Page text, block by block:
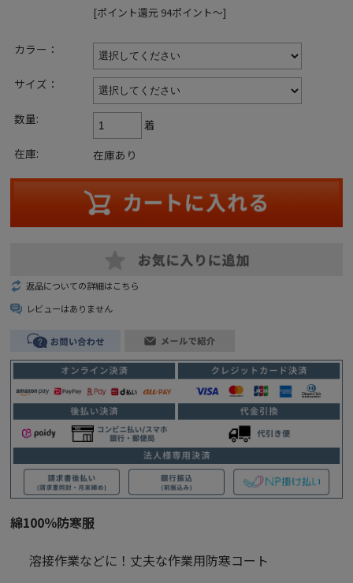
[ポイント還元 94ポイント～]
カラー：
サイズ：
数量:
着
在庫:
在庫あり
返品についての詳細はこちら
レビューはありません
綿100％防寒服
溶接作業などに！丈夫な作業用防寒コート